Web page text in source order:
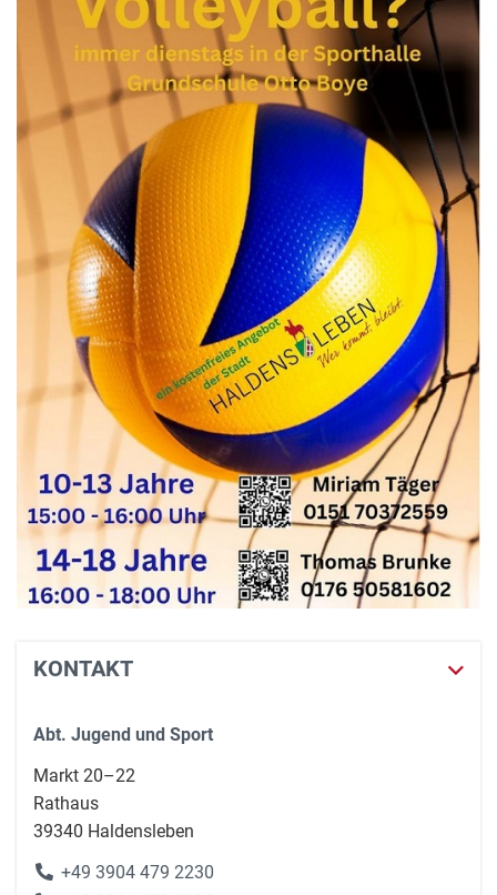
KONTAKT
Abt. Jugend und Sport
Markt 20–22
Rathaus
39340 Haldensleben
+49 3904 479 2230